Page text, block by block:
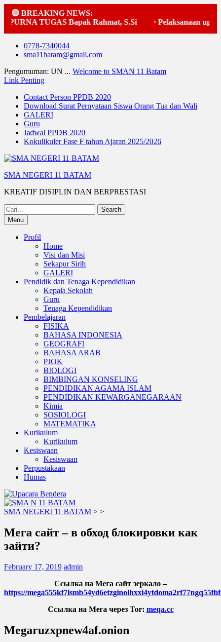
🔴 BREAKING NEWS:
TUGAS Bapak Rahmat, S.Si
· Pelaksanaan upacara
Skip
0778-7340044
sma11batam@gmail.com
Pengumuman: UN ... Welcome to SMAN 11 Batam
Link Penting
Contact Person PPDB 2020
Download Surat Pernyataan Siswa Orang Tua dan Wali
GALERI
Guru
Jadwal PPDB 2020
Kokulikuler Fase F tahun Ajaran 2025/2026
SMA NEGERI 11 BATAM
KREATIF DISIPLIN DAN BERPRESTASI
Search
for:Menu
Profil
Home
Visi dan Misi
Sekapur Sirih
GALERI
Pendidik dan Tenaga Kependidikan
Kepala Sekolah
Guru
Tenaga Kependidikan
Pembelajaran
FISIKA
BAHASA INDONESIA
GEOGRAFI
BAHASA ARAB
PJOK
BIOLOGI
BIMBINGAN KONSELING
PENDIDIKAN AGAMA ISLAM
PENDIDIKAN KEWARGANEGARAAN
Kimia
SOSIOLOGI
MATEMATIKA
Kurikulum
Kurikulum
Kesiswaan
Kesiswaan
Perpustakaan
Humas
SMA NEGERI 11 BATAM > >
Мега сайт – в обход блокировки как
зайти?
February 17, 2019 admin
Ссылка на Мега сайт зеркало –
https://
Ссылка на Мега через Tor: meqa.cc
Megaruzxpnew4af.onion